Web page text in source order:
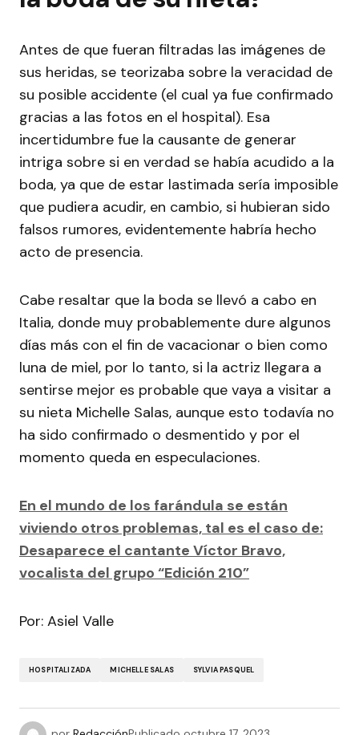
Antes de que fueran filtradas las imágenes de
sus heridas, se teorizaba sobre la veracidad de
su posible accidente (el cual ya fue confirmado
gracias a las fotos en el hospital). Esa
incertidumbre fue la causante de generar
intriga sobre si en verdad se había acudido a la
boda, ya que de estar lastimada sería imposible
que pudiera acudir, en cambio, si hubieran sido
falsos rumores, evidentemente habría hecho
acto de presencia.
Cabe resaltar que la boda se llevó a cabo en
Italia, donde muy probablemente dure algunos
días más con el fin de vacacionar o bien como
luna de miel, por lo tanto, si la actriz llegara a
sentirse mejor es probable que vaya a visitar a
su nieta Michelle Salas, aunque esto todavía no
ha sido confirmado o desmentido y por el
momento queda en especulaciones.
En el mundo de los farándula se están
viviendo otros problemas, tal es el caso de:
Desaparece el cantante Víctor Bravo,
vocalista del grupo “Edición 210”
Por: Asiel Valle
HOSPITALIZADA MICHELLE SALAS SYLVIA PASQUEL